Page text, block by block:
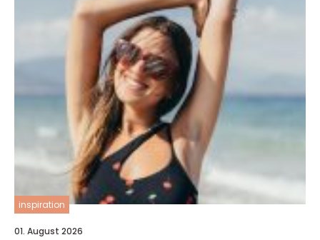
instruktører. Del...
inspiration
01. August 2026